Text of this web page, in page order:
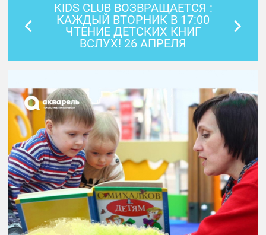
KIDS CLUB ВОЗВРАЩАЕТСЯ :
КАЖДЫЙ ВТОРНИК В 17:00
ЧТЕНИЕ ДЕТСКИХ КНИГ
ВСЛУХ! 26 АПРЕЛЯ